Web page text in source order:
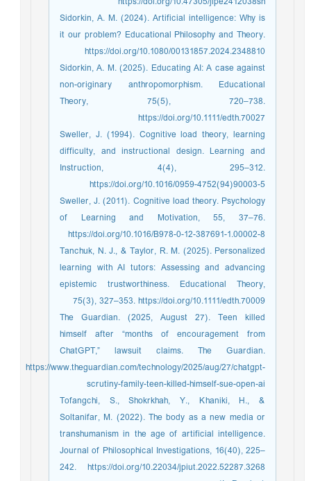
Sidorkin, A. M. (2024). Artificial intelligence: Why is
it our problem? Educational Philosophy and Theory.
https://doi.org/10.1080/00131857.2024.2348810
Sidorkin, A. M. (2025). Educating AI: A case against
non-originary anthropomorphism. Educational
Theory, 75(5), 720–738.
https://doi.org/10.1111/edth.70027
Sweller, J. (1994). Cognitive load theory, learning
difficulty, and instructional design. Learning and
Instruction, 4(4), 295–312.
https://doi.org/10.1016/0959-4752(94)90003-5
Sweller, J. (2011). Cognitive load theory. Psychology
of Learning and Motivation, 55, 37–76.
https://doi.org/10.1016/B978-0-12-387691-1.00002-8
Tanchuk, N. J., & Taylor, R. M. (2025). Personalized
learning with AI tutors: Assessing and advancing
epistemic trustworthiness. Educational Theory,
75(3), 327–353. https://doi.org/10.1111/edth.70009
The Guardian. (2025, August 27). Teen killed
himself after “months of encouragement from
ChatGPT,” lawsuit claims. The Guardian.
https://www.theguardian.com/technology/2025/aug/27/chatgpt-
scrutiny-family-teen-killed-himself-sue-open-ai
Tofangchi, S., Shokrkhah, Y., Khaniki, H., &
Soltanifar, M. (2022). The body as a new media or
transhumanism in the age of artificial intelligence.
Journal of Philosophical Investigations, 16(40), 225–
242. https://doi.org/10.22034/jpiut.2022.52287.3268